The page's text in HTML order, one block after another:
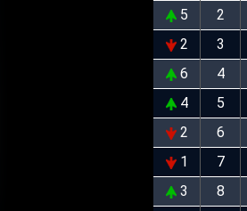
5
2
2
3
6
4
4
5
2
6
1
7
3
8